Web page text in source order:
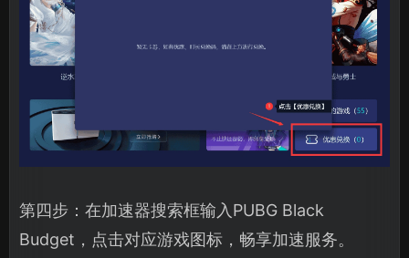
第四步：在加速器搜索框输入PUBG Black
Budget，点击对应游戏图标，畅享加速服务。